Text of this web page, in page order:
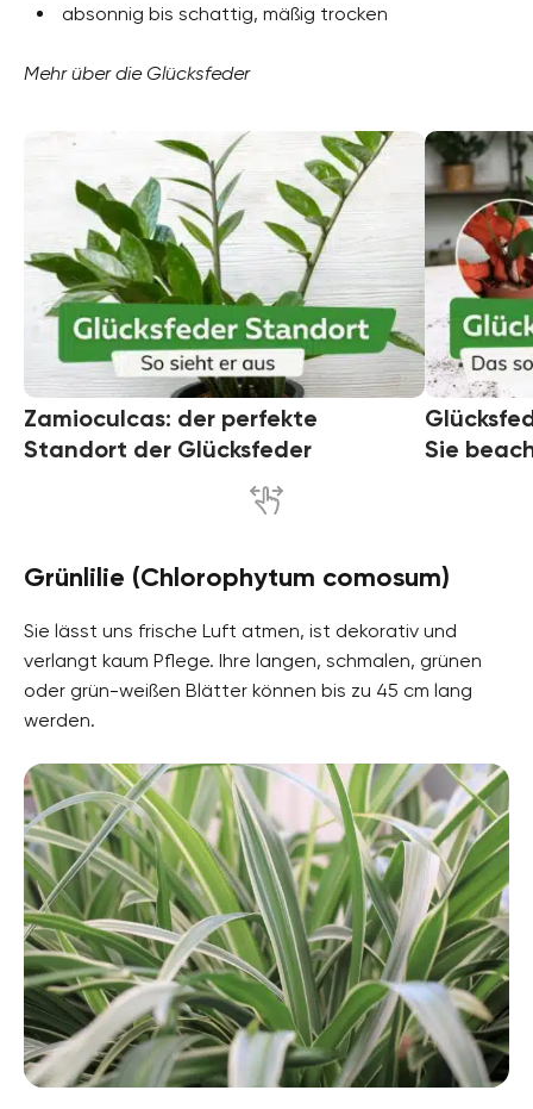
absonnig bis schattig, mäßig trocken
Mehr über die Glücksfeder
Zamioculcas: der perfekte
Standort der Glücksfeder
Sie
Grünlilie (Chlorophytum comosum)
Sie lässt uns frische Luft atmen, ist dekorativ und
verlangt kaum Pflege. Ihre langen, schmalen, grünen
oder grün-weißen Blätter können bis zu 45 cm lang
werden.